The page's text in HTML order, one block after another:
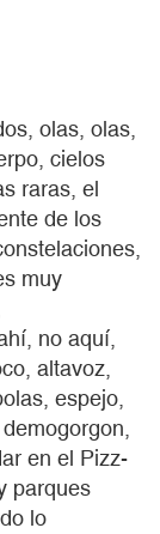
olas, olas,
cielos
raras, el
de los
muy
no aquí,
altavoz,
espejo,
en el Pizz-
parques
lo